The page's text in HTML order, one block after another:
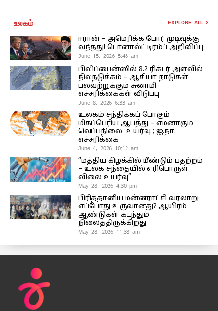
உலகம் EXPLORE ALL
ஈரான் – அமெரிக்க போர் முடிவுக்கு
வந்தது! டொனால்ட் டிரம்ப் அறிவிப்பு
June 15, 2026 5:48 am
பிலிப்பைன்ஸில் 8.2 ரிக்டர் அளவில்
நிலநடுக்கம் – ஆசியா நாடுகள்
பலவற்றுக்கும் சுனாமி
எச்சரிக்கைகள் விடுப்பு
June 8, 2026 6:33 am
உலகம் சந்திக்கப் போகும்
மிகப்பெரிய ஆபத்து – எமனாகும்
வெப்பநிலை உயர்வு ; ஐ.நா.
எச்சரிக்கை
June 4, 2026 10:12 am
“மத்திய கிழக்கில் மீண்டும் பதற்றம்
– உலக சந்தையில் எரிபொருள்
விலை உயர்வு”
May 28, 2026 4:30 pm
பிரித்தானிய மன்னராட்சி வரலாறு
எப்போது உருவானது? ஆயிரம்
ஆண்டுகள் கடந்தும்
நிலைத்திருக்கிறது
May 28, 2026 11:38 am